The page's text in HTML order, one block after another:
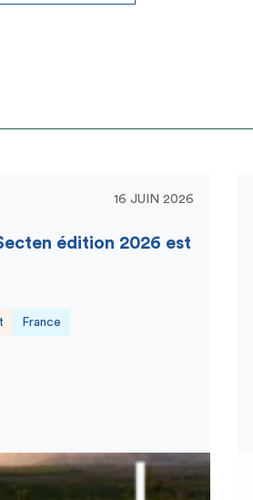
16 JUIN 2026
édition 2026 est
France